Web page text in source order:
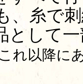
、糸で
として
これ以降に